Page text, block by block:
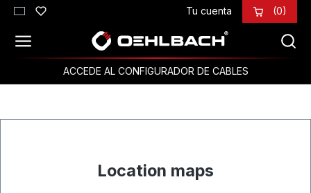
Saltar al contenido principal Tu cuenta (0)
ACCEDE AL CONFIGURADOR DE CABLES
Location maps